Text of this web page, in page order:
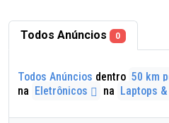
Todos Anúncios 0
Todos Anúncios dentro 50 km
na Eletrônicos na Laptops